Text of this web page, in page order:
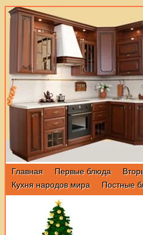
Главная Первые блюда
Кухня народов мира
Постные